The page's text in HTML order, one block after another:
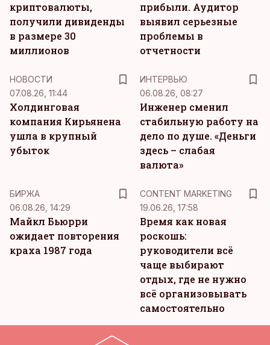
криптовалюты,
получили дивиденды
в размере 30
миллионов
прибыли. Аудитор
выявил серьезные
проблемы в
отчетности
НОВОСТИ
07.08.26, 11:44
Холдинговая
компания Кирьянена
ушла в крупный
убыток
ИНТЕРВЬЮ
06.08.26, 08:27
Инженер сменил
стабильную работу на
дело по душе. «Деньги
здесь – слабая
валюта»
БИРЖА
06.08.26, 14:29
Майкл Бьюрри
ожидает повторения
краха 1987 года
CONTENT MARKETING
19.06.26, 17:58
Время как новая
роскошь:
руководители всё
чаще выбирают
отдых, где не нужно
всё организовывать
самостоятельно